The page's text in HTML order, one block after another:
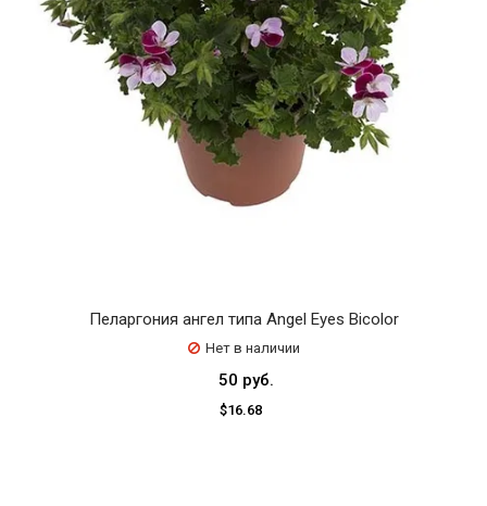
Пеларгония ангел типа Angel Eyes Bicolor
Нет в наличии
50 руб.
$16.68